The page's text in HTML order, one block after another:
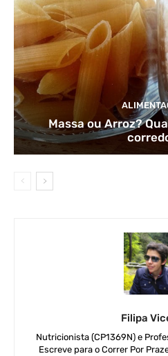
Massa ou Arroz?
Filipa
Nutricionista (CP1369N) e
Escreve para o Correr Por